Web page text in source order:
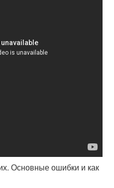
Основные ошибки и как